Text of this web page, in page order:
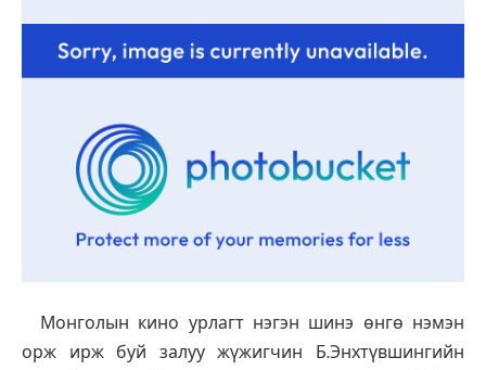
Монголын кино урлагт нэгэн шинэ өнгө нэмэн
орж ирж буй залуу жүжигчин Б.Энхтүвшингийн